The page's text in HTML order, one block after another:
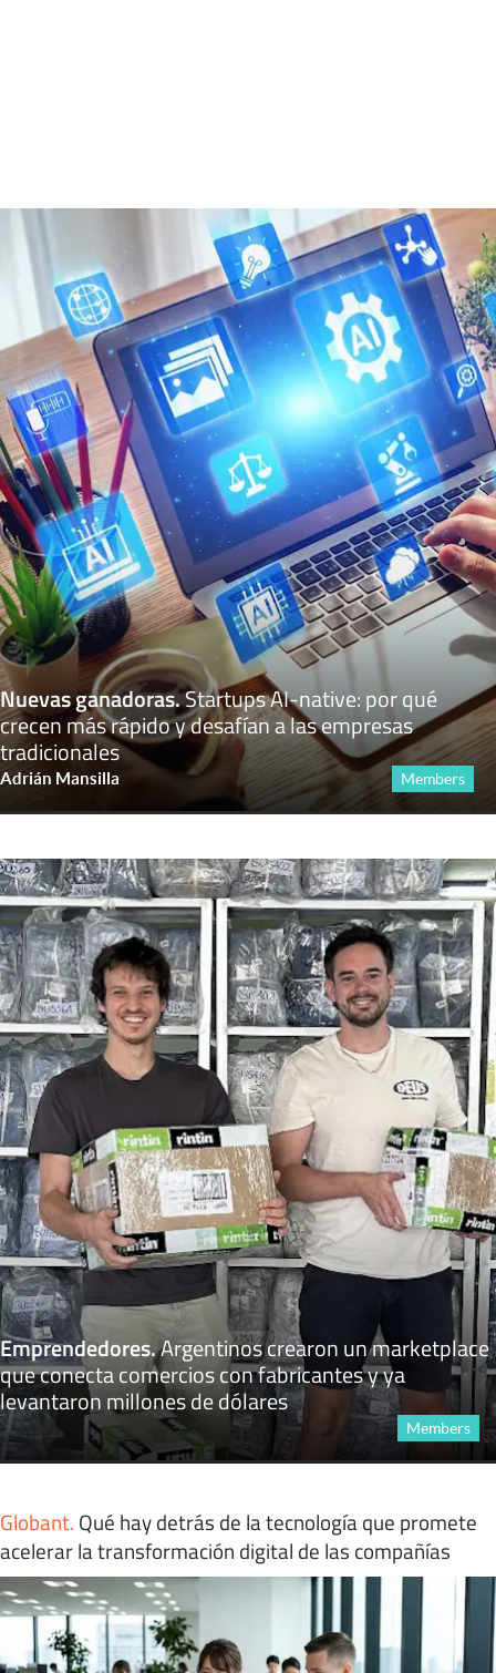
Nuevas ganadoras.Startups AI-native: por qué
crecen más rápido y desafían a las empresas
tradicionales
Adrián Mansilla Members
Emprendedores.Argentinos crearon un marketplace
que conecta comercios con fabricantes y ya
levantaron millones de dólares
Members
Globant. Qué hay detrás de la tecnología que promete
acelerar la transformación digital de las compañías